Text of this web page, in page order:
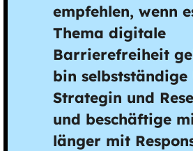
empfehlen, wenn
Thema digitale
Barrierefreiheit
bin selbstständige
Strategin und
und beschäftige
länger mit